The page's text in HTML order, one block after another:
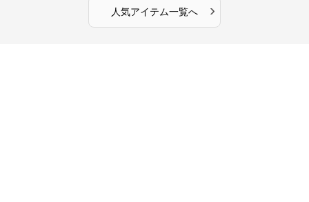
人気アイテム一覧へ ›